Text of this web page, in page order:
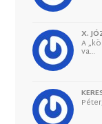
X.
A
va…